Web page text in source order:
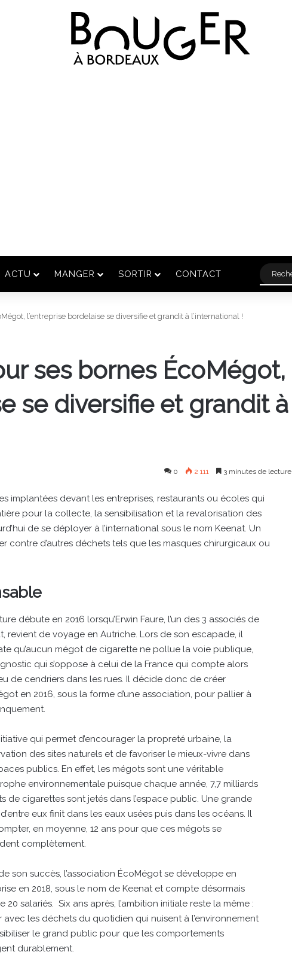
ACTU MANGER SORTIR CONTACT
l’entreprise bordelaise se diversifie et grandit à l’international !
ses bornes ÉcoMégot,
se diversifie et grandit à
0 2 111 3 minutes de lecture
implantées devant les entreprises, restaurants ou écoles qui
pour la collecte, la sensibilisation et la revalorisation des
de se déployer à l’international sous le nom Keenat. Un
contre d’autres déchets tels que les masques chirurgicaux ou
débute en 2016 lorsqu’Erwin Faure, l’un des 3 associés de
revient de voyage en Autriche. Lors de son escapade, il
qu’aucun mégot de cigarette ne pollue la voie publique,
qui s’oppose à celui de la France qui compte alors
de cendriers dans les rues. Il décide donc de créer
en 2016, sous la forme d’une association, pour pallier à
qui permet d’encourager la propreté urbaine, la
des sites naturels et de favoriser le mieux-vivre dans
publics. En effet, les mégots sont une véritable
environnementale puisque chaque année, 7,7 milliards
de cigarettes sont jetés dans l’espace public. Une grande
eux finit dans les eaux usées puis dans les océans. Il
en moyenne, 12 ans pour que ces mégots se
complètement.
son succès, l’association ÉcoMégot se développe en
en 2018, sous le nom de Keenat et compte désormais
20 salariés. Six ans après, l’ambition initiale reste la même :
avec les déchets du quotidien qui nuisent à l’environnement
le grand public pour que les comportements
durablement.